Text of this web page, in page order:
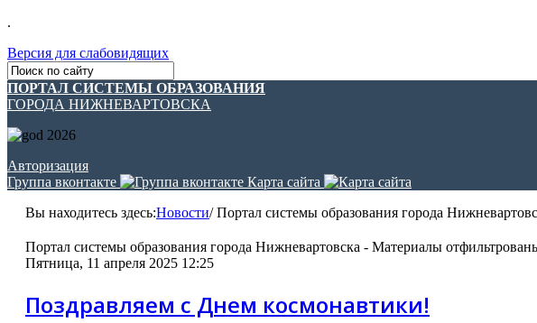
.
Версия для слабовидящих
ПОРТАЛ СИСТЕМЫ ОБРАЗОВАНИЯ
ГОРОДА НИЖНЕВАРТОВСКА
Авторизация
Группа вконтакте
Карта сайта
Вы находитесь здесь:Новости/Портал системы образования города
Портал системы образования города Нижневартовска - Материалы
Пятница, 11 апреля 2025 12:25
Поздравляем с Днем космонавтики!